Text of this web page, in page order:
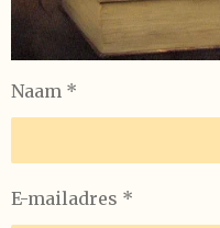
Naam *
E-mailadres *